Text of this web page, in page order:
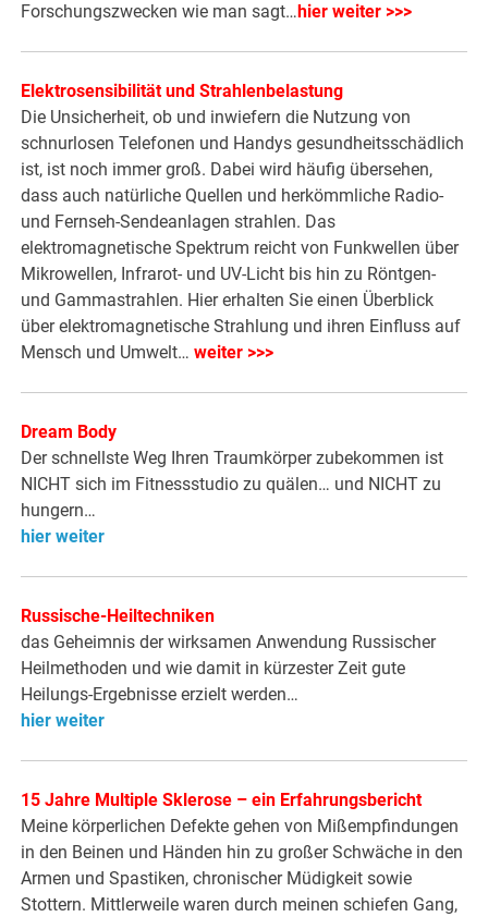
Forschungszwecken wie man sagt… hier weiter >>>
Elektrosensibilität und Strahlenbelastung
Die Unsicherheit, ob und inwiefern die Nutzung von
schnurlosen Telefonen und Handys gesundheitsschädlich
ist, ist noch immer groß. Dabei wird häufig übersehen,
dass auch natürliche Quellen und herkömmliche Radio-
und Fernseh-Sendeanlagen strahlen. Das
elektromagnetische Spektrum reicht von Funkwellen über
Mikrowellen, Infrarot- und UV-Licht bis hin zu Röntgen-
und Gammastrahlen. Hier erhalten Sie einen Überblick
über elektromagnetische Strahlung und ihren Einfluss auf
Mensch und Umwelt…weiter >>>
Dream Body
Der schnellste Weg Ihren Traumkörper zubekommen ist
NICHT sich im Fitnessstudio zu quälen… und NICHT zu
hungern…
hier weiter
Russische-Heiltechniken
das Geheimnis der wirksamen Anwendung Russischer
Heilmethoden und wie damit in kürzester Zeit gute
Heilungs-Ergebnisse erzielt werden…
hier weiter
15 Jahre Multiple Sklerose – ein Erfahrungsbericht
Meine körperlichen Defekte gehen von Mißempfindungen
in den Beinen und Händen hin zu großer Schwäche in den
Armen und Spastiken, chronischer Müdigkeit sowie
Stottern. Mittlerweile waren durch meinen schiefen Gang,